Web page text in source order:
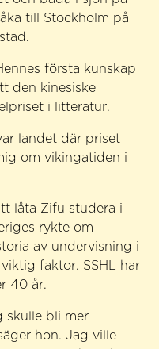
till Stockholm på
första kunskap
den kinesiske
i litteratur.
landet där priset
om vikingatiden i
låta Zifu studera i
rykte om
av undervisning i
faktor. SSHL har
40 år.
skulle bli mer
hon. Jag ville